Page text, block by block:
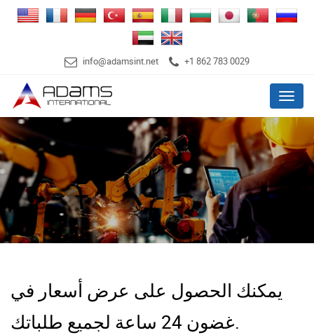
info@adamsint.net +1 862 783 0029
Menu
يمكنك الحصول على عرض أسعار في
غضون 24 ساعة لجميع طلباتك.